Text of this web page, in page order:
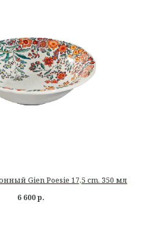
Gien Poesie 17,5 cm. 350 мл
6 600р.